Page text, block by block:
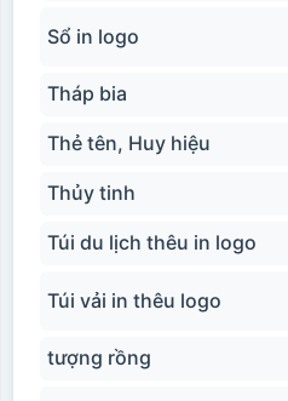
Sổ in logo
Tháp bia
Thẻ tên, Huy hiệu
Thủy tinh
Túi du lịch thêu in logo
Túi vải in thêu logo
tượng rồng